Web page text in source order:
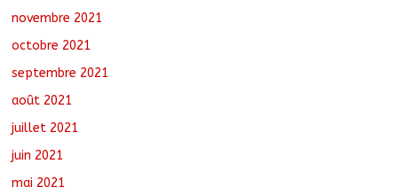
novembre 2021
octobre 2021
septembre 2021
août 2021
juillet 2021
juin 2021
mai 2021